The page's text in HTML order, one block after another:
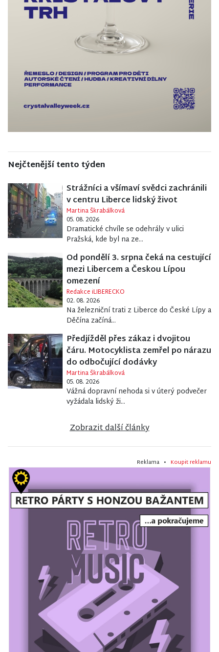
Nejčtenější tento týden
Strážníci a všímaví svědci zachránili
v centru Liberce lidský život
Martina Škrabálková
05. 08. 2026
Dramatické chvíle se odehrály v ulici
Pražská, kde byl na ze...
Od pondělí 3. srpna čeká na cestující
mezi Libercem a Českou Lípou
omezení
Redakce iLIBERECKO
02. 08. 2026
Na železniční trati z Liberce do České Lípy a
Děčína začíná...
Předjížděl přes zákaz i dvojitou
čáru. Motocyklista zemřel po nárazu
do odbočující dodávky
Martina Škrabálková
05. 08. 2026
Vážná dopravní nehoda si v úterý podvečer
vyžádala lidský ži...
Zobrazit další články
Reklama • Koupit reklamu